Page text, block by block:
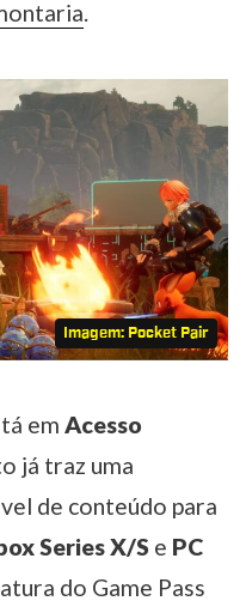
.
Imagem: Pocket Pair
em Acesso
já traz uma
de conteúdo para
Series X/S e PC
do Game Pass